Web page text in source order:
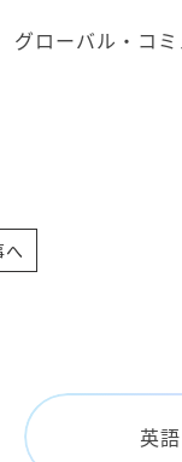
ローバル・コ
英